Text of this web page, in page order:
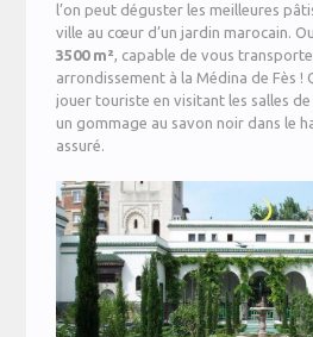
l’on peut déguster les meilleures
ville au cœur d’un jardin marocain.
3500 m², capable de vous
arrondissement à la Médina de Fès !
jouer touriste en visitant les salles
un gommage au savon noir dans le
assuré.